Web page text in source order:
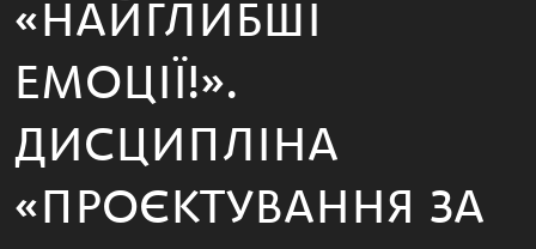
«НАЙГЛИБШІ
ЕМОЦІЇ!».
ДИСЦИПЛІНА
«ПРОЄКТУВАННЯ ЗА